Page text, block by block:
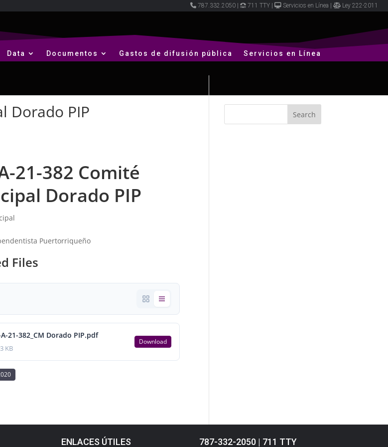
787.332.2050 711 TTY Servicios en Línea Ley 222-2011
Data Documentos Gastos de difusión pública Servicios en Línea
Dorado PIP
21-382 Comité
Dorado PIP
Puertorriqueño
Files
A-21-382_CM Dorado PIP.pdf
KB
Download
ENLACES ÚTILES 787-332-2050 | 711 TTY